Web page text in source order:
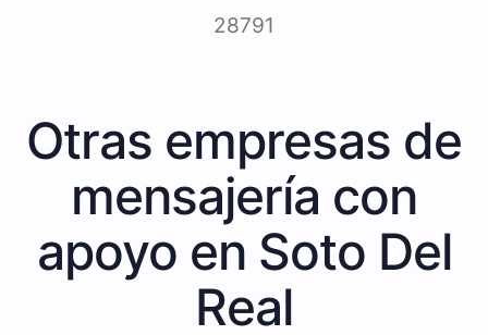
28791
Otras empresas de
mensajería con
apoyo en Soto Del
Real